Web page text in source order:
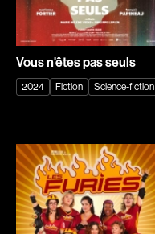
Cayrol Jean
Chabot Jean
Chabrol Claude
Champagne Louis
Chartrand Alain
Chevigny Pier-Philippe
Chicoine Alain
Chila Dominique
Vous n'êtes pas seuls
2024 Fiction Science-fiction